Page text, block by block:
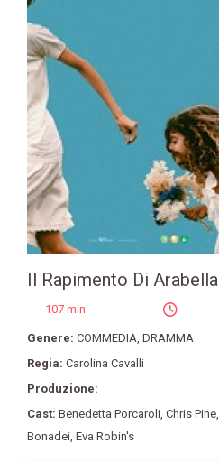
Il Rapimento Di Arabella
107 min
Genere: COMMEDIA, DRAMMA
Regia: Carolina Cavalli
Produzione:
Cast: Benedetta Porcaroli, Chris Pine,
Bonadei, Eva Robin's